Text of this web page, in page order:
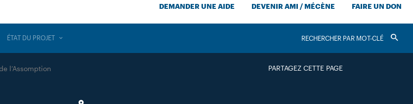
DEMANDER UNE AIDE DEVENIR AMI / MÉCÈNE FAIRE UN DON
Valider
ÉTAT DU PROJET
PARTAGEZ CETTE PAGE
l’Assomption